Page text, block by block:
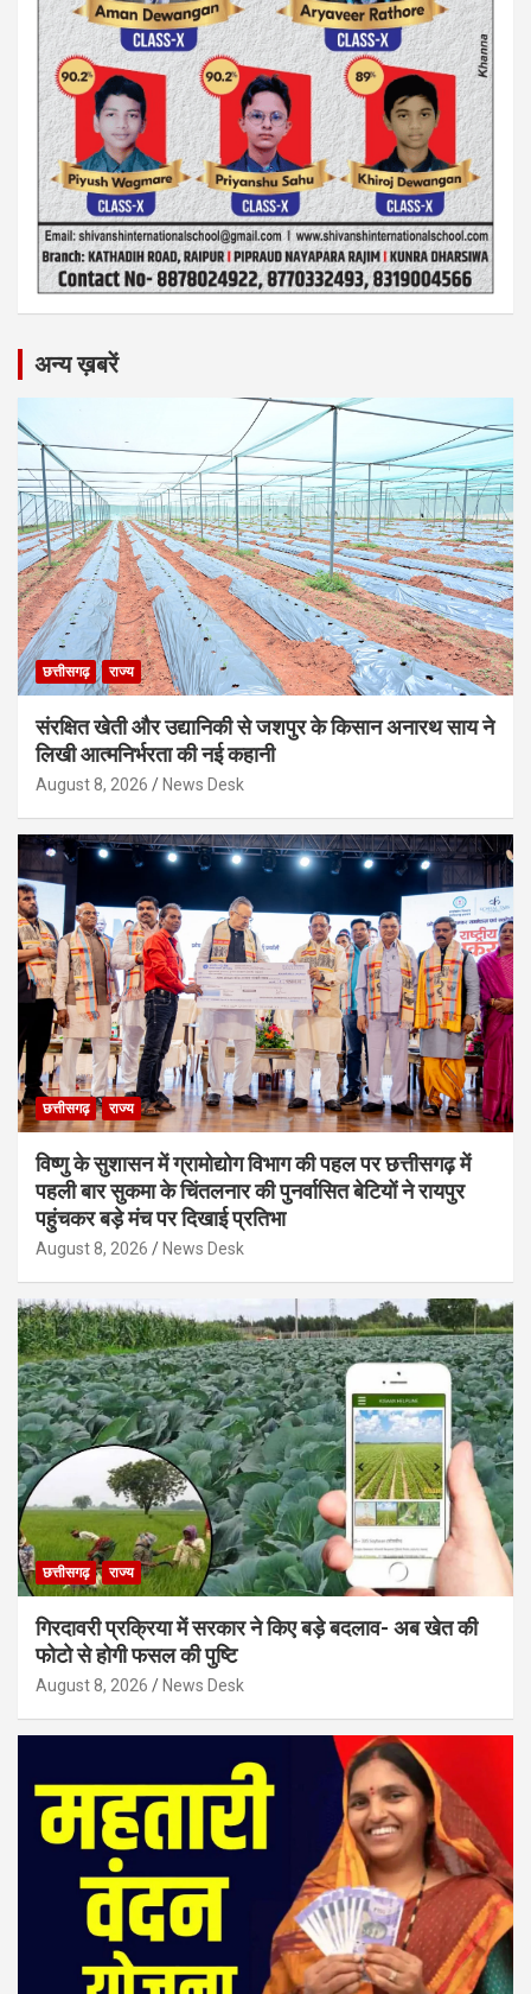
अन्य ख़बरें
छत्तीसगढ़ राज्य
संरक्षित खेती और उद्यानिकी से जशपुर के किसान अनारथ साय ने
लिखी आत्मनिर्भरता की नई कहानी
August 8, 2026 News Desk
छत्तीसगढ़ राज्य
विष्णु के सुशासन में ग्रामोद्योग विभाग की पहल पर छत्तीसगढ़ में
पहली बार सुकमा के चिंतलनार की पुनर्वासित बेटियों ने रायपुर
पहुंचकर बड़े मंच पर दिखाई प्रतिभा
August 8, 2026 News Desk
छत्तीसगढ़ राज्य
गिरदावरी प्रक्रिया में सरकार ने किए बड़े बदलाव- अब खेत की
फोटो से होगी फसल की पुष्टि
August 8, 2026 News Desk